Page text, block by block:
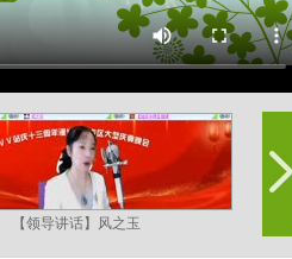
【领导讲话】风之玉